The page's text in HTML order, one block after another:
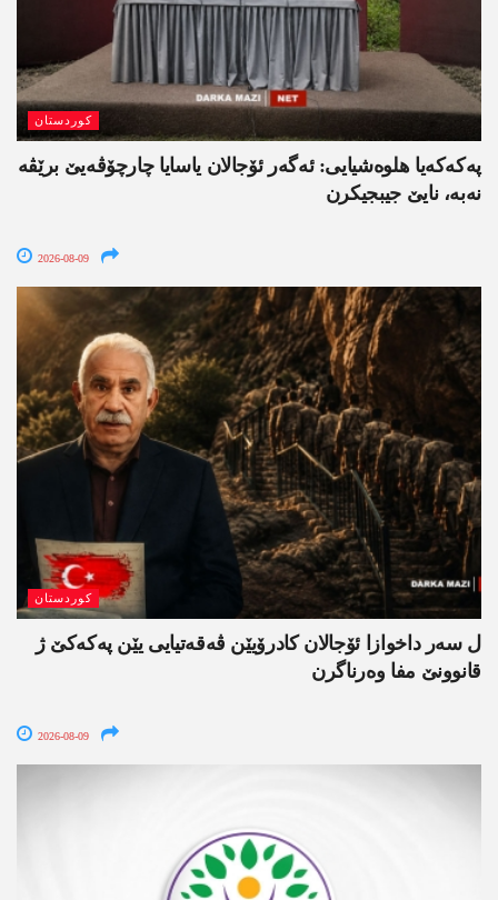
کوردستان
په‌كه‌كه‌یا هلوه‌شیایی: ئەگەر ئۆجالان یاسایا چارچۆڤەیێ برێڤە
نه‌به‌، نایێ جیبجیکرن
2026-08-09
کوردستان
ل سەر داخوازا ئۆجالان کادرۆیێن ڤەقەتیایی یێن پەکەکێ ژ
قانوونێ مفا وەرناگرن
2026-08-09